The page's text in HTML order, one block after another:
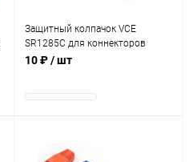
Защитный колпачок VCE
SR1285C для коннекторов
RJ45, CAT5e/6 Чёрный
10 ₽/ шт